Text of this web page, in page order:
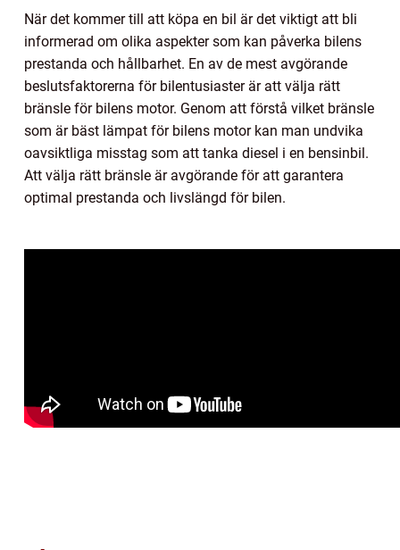
När det kommer till att köpa en bil är det viktigt att bli
informerad om olika aspekter som kan påverka bilens
prestanda och hållbarhet. En av de mest avgörande
beslutsfaktorerna för bilentusiaster är att välja rätt
bränsle för bilens motor. Genom att förstå vilket bränsle
som är bäst lämpat för bilens motor kan man undvika
oavsiktliga misstag som att tanka diesel i en bensinbil.
Att välja rätt bränsle är avgörande för att garantera
optimal prestanda och livslängd för bilen.